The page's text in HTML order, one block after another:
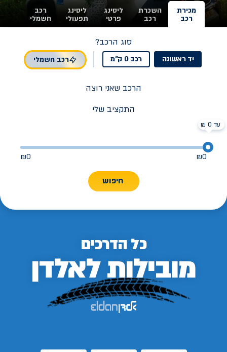
מכירת
רכב
השכרת
רכב
ליסינג
פרטי
ליסינג
תפעולי
רכב
חשמלי
סוג הרכב?
יד ראשונה רכב 0 ק"מ רכב חשמלי
הרכב שאני רוצה
התקציב שלי
₪0
₪0
חיפוש
כל הדרכים
מובילות לאלדן
עד 0 ₪